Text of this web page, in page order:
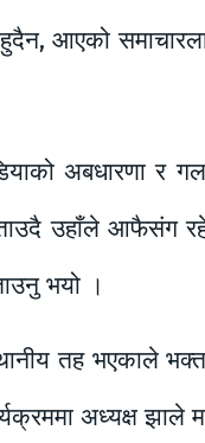
हुदैन, आएको
अबधारणा र
उहाँले आफैसंग
भयो ।
तह भएकाले
अध्यक्ष झाले